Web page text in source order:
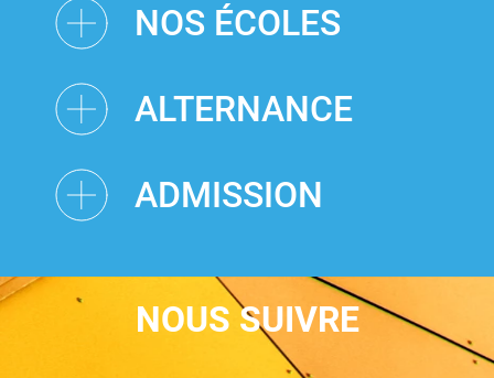
NOS ÉCOLES
ALTERNANCE
ADMISSION
NOUS SUIVRE